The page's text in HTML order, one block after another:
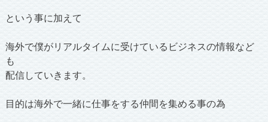
という事に加えて
海外で僕がリアルタイムに受けているビジネスの情報など
も
配信していきます。
目的は海外で一緒に仕事をする仲間を集める事の為